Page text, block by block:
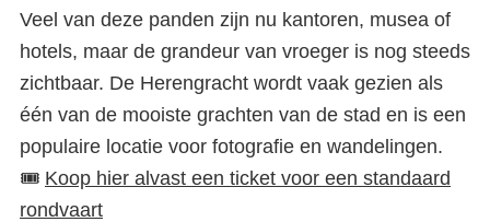
Veel van deze panden zijn nu kantoren, musea of
hotels, maar de grandeur van vroeger is nog steeds
zichtbaar. De Herengracht wordt vaak gezien als
één van de mooiste grachten van de stad en is een
populaire locatie voor fotografie en wandelingen.
🎟️ Koop hier alvast een ticket voor een standaard
rondvaart